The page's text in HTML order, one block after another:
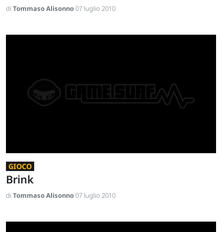
di Tommaso Alisonno07 luglio 2010
GIOCO
Brink
di Tommaso Alisonno07 luglio 2010